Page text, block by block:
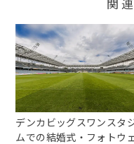
関
デンカビッグスワンスタ
ムでの結婚式・フォトウ